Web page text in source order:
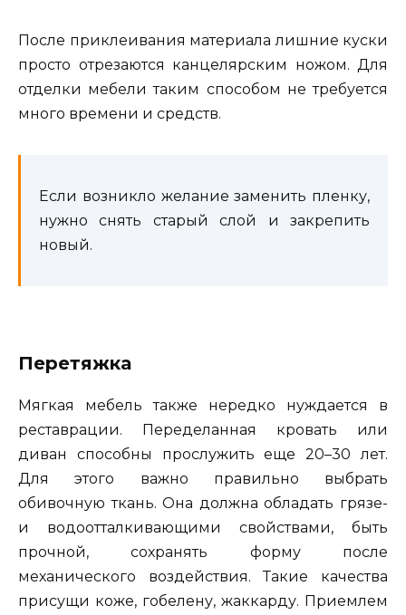
После приклеивания материала лишние куски
просто отрезаются канцелярским ножом. Для
отделки мебели таким способом не требуется
много времени и средств.
Если возникло желание заменить пленку,
нужно снять старый слой и закрепить
новый.
Перетяжка
Мягкая мебель также нередко нуждается в
реставрации. Переделанная кровать или
диван способны прослужить еще 20–30 лет.
Для этого важно правильно выбрать
обивочную ткань. Она должна обладать грязе-
и водоотталкивающими свойствами, быть
прочной, сохранять форму после
механического воздействия. Такие качества
присущи коже, гобелену, жаккарду. Приемлем